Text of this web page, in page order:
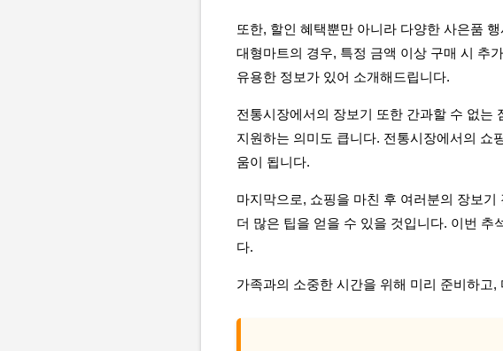
또한, 할인 혜택뿐만 아니라 다양한 사은품
대형마트의 경우, 특정 금액 이상 구매 시 추
유용한 정보가 있어 소개해드립니다.
전통시장에서의 장보기 또한 간과할 수 없는
지원하는 의미도 큽니다. 전통시장에서의 쇼
움이 됩니다.
마지막으로, 쇼핑을 마친 후 여러분의 장보
더 많은 팁을 얻을 수 있을 것입니다. 이번
다.
가족과의 소중한 시간을 위해 미리 준비하고